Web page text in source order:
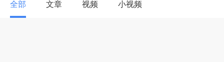
全部 文章 视频 小视频